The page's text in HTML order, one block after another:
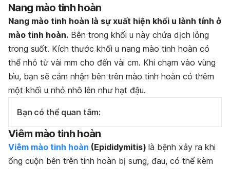
Nang mào tinh hoàn
Nang mào tinh hoàn là sự xuất hiện khối u lành tính ở
mào tinh hoàn. Bên trong khối u này chứa dịch lỏng
trong suốt. Kích thước khối u nang mào tinh hoàn có
thể nhỏ từ vài mm cho đến vài cm. Khi chạm vào vùng
bìu, bạn sẽ cảm nhận bên trên mào tinh hoàn có thêm
một khối u nhỏ nhô lên như hạt đậu.
Bạn có thể quan tâm:
Viêm mào tinh hoàn
Viêm mào tinh hoàn (Epididymitis) là bệnh xảy ra khi
ống cuộn bên trên tinh hoàn bị sưng, đau, có thể kèm